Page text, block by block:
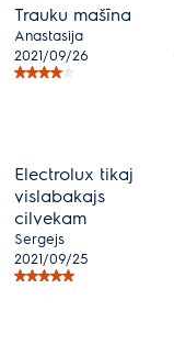
Trauku mašīna
Anastasija
2021/09/26
Electrolux tikaj
vislabakajs
cilvekam
Sergejs
2021/09/25